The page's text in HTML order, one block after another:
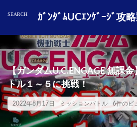
ｶﾞﾝﾀﾞﾑUCｴﾝｹﾞｰｼﾞ攻
【ガンダムU.C.ENGAGE 無課
トル１～５に挑戦！
2022年8月17日 ミッションバトル 6件のビ